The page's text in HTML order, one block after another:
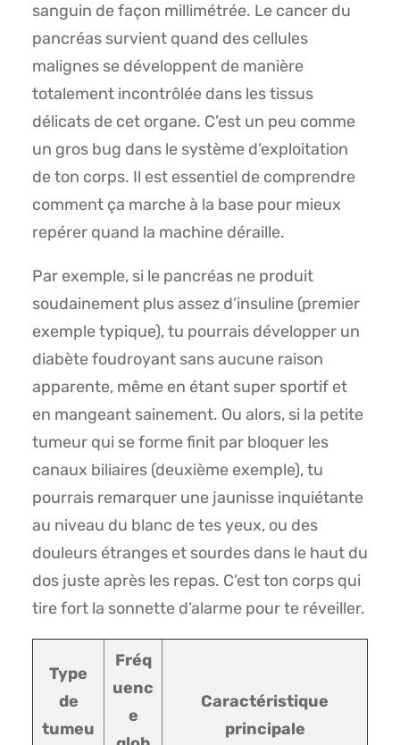
sanguin de façon millimétrée. Le cancer du
pancréas survient quand des cellules
malignes se développent de manière
totalement incontrôlée dans les tissus
délicats de cet organe. C’est un peu comme
un gros bug dans le système d’exploitation
de ton corps. Il est essentiel de comprendre
comment ça marche à la base pour mieux
repérer quand la machine déraille.
Par exemple, si le pancréas ne produit
soudainement plus assez d’insuline (premier
exemple typique), tu pourrais développer un
diabète foudroyant sans aucune raison
apparente, même en étant super sportif et
en mangeant sainement. Ou alors, si la petite
tumeur qui se forme finit par bloquer les
canaux biliaires (deuxième exemple), tu
pourrais remarquer une jaunisse inquiétante
au niveau du blanc de tes yeux, ou des
douleurs étranges et sourdes dans le haut du
dos juste après les repas. C’est ton corps qui
tire fort la sonnette d’alarme pour te réveiller.
Type
de
tumeu
Fréq
uenc
e
Caractéristique
principale